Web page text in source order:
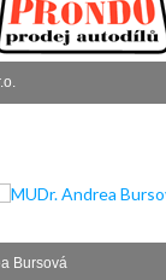
Bursová